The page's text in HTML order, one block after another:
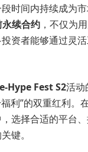
时间内持续成为
续合约 ，不仅为
资者能够通过灵
Hype Fest S2活动
利”的双重红利。
选择合适的平台
键。